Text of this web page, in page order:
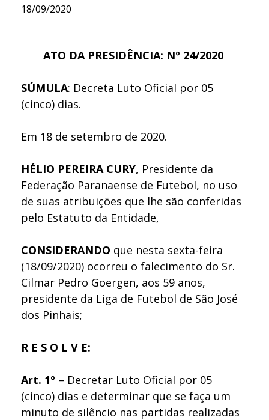
18/09/2020
ATO DA PRESIDÊNCIA: Nº 24/2020
SÚMULA: Decreta Luto Oficial por 05
(cinco) dias.
Em 18 de setembro de 2020.
HÉLIO PEREIRA CURY, Presidente da
Federação Paranaense de Futebol, no uso
de suas atribuições que lhe são conferidas
pelo Estatuto da Entidade,
CONSIDERANDO que nesta sexta-feira
(18/09/2020) ocorreu o falecimento do Sr.
Cilmar Pedro Goergen, aos 59 anos,
presidente da Liga de Futebol de São José
dos Pinhais;
R E S O L V E:
Art. 1º – Decretar Luto Oficial por 05
(cinco) dias e determinar que se faça um
minuto de silêncio nas partidas realizadas